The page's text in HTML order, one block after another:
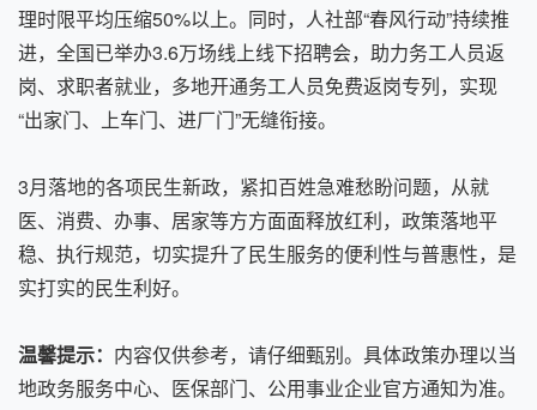
理时限平均压缩50%以上。同时，人社部“春风行动”持续推
进，全国已举办3.6万场线上线下招聘会，助力务工人员返
岗、求职者就业，多地开通务工人员免费返岗专列，实现
“出家门、上车门、进厂门”无缝衔接。
3月落地的各项民生新政，紧扣百姓急难愁盼问题，从就
医、消费、办事、居家等方方面面释放红利，政策落地平
稳、执行规范，切实提升了民生服务的便利性与普惠性，是
实打实的民生利好。
温馨提示： 内容仅供参考，请仔细甄别。具体政策办理以当
地政务服务中心、医保部门、公用事业企业官方通知为准。